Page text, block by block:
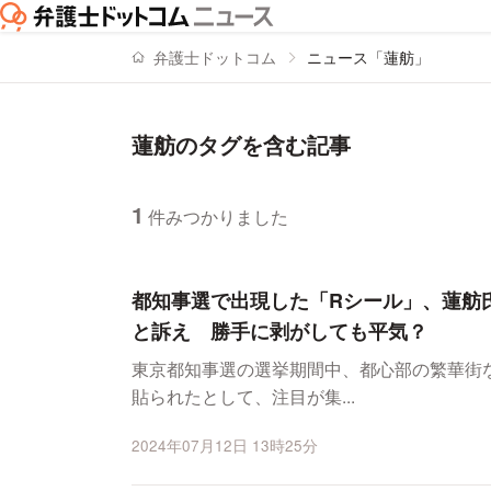
弁護士ドットコム ニュース「蓮舫」
蓮舫のタグを含む記事
1 件みつかりました
都知事選で出現した「Rシール」、蓮
と訴え 勝手に剥がしても平気？
東京都知事選の選挙期間中、都心部の繁華
貼られたとして、注目が集...
2024年07月12日 13時25分